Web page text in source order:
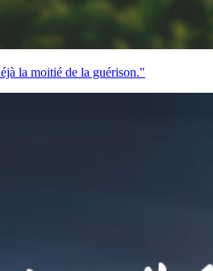
la moitié de la guérison."